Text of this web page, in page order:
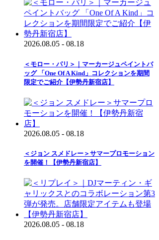
2026.08.05 - 08.18
＜モロー・パリ＞｜マーカージュペイントバ
ッグ 「One Of A Kind」コレクションを期間
限定でご紹介【伊勢丹新宿店】
2026.08.05 - 08.18
＜ジョン スメドレー＞サマープロモーション
を開催！【伊勢丹新宿店】
2026.08.05 - 08.18